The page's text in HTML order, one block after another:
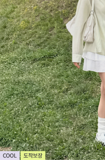
신상 5%
베스트
MADE
세트할인 ~30%
하객룩
살안타템
110사이즈